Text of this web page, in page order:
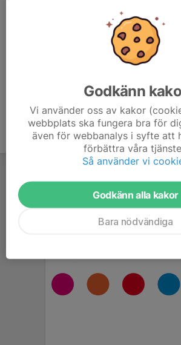
Godkänn
Vi använder oss av kakor
webbplats ska fungera bra för
även för webbanalys i syfte att
förbättra våra
Så använder vi
Godkänn alla kakor
Bara nödvändiga